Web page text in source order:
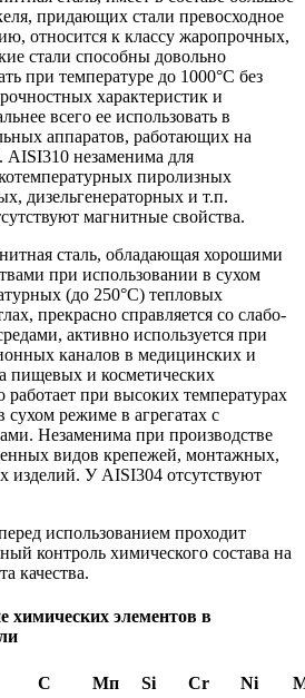
придающих стали превосходное
относится к классу жаропрочных,
стали способны довольно
при температуре до 1000°С без
характеристик и
всего ее использовать в
аппаратов, работающих на
AISI310 незаменима для
пиролизных
дизельгенераторных и т.п.
магнитные свойства.
сталь, обладающая хорошими
при использовании в сухом
(до 250°С) тепловых
прекрасно справляется со слабо-
активно используется при
каналов в медицинских и
пищевых и косметических
при высоких температурах
режиме в агрегатах с
Незаменима при производстве
видов крепежей, монтажных,
изделий. У AISI304 отсутствуют
использованием проходит
контроль химического состава на
качества.
химических элементов в
С Мп Si Cr Ni